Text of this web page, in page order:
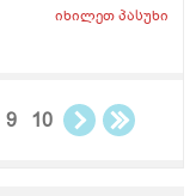
იხილეთპასუხი
9 10